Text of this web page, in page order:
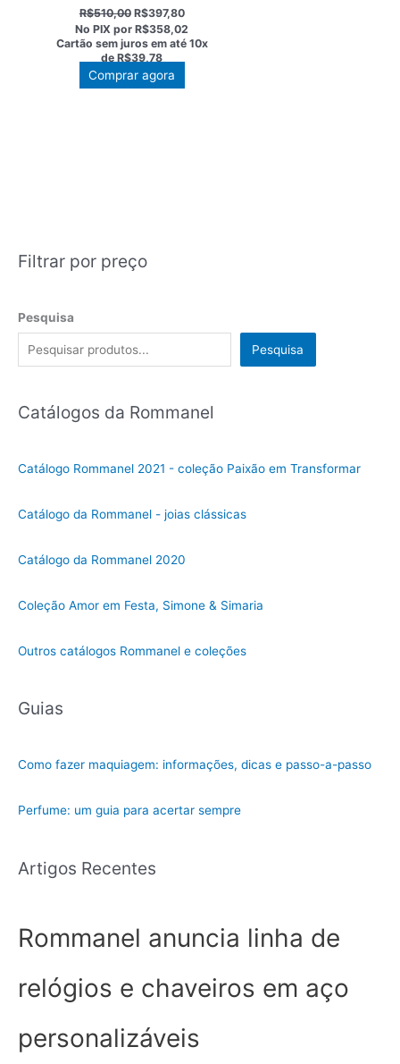
Filtrar por preço
Pesquisa
Pesquisa
Catálogos da Rommanel
Catálogo Rommanel 2021 - coleção Paixão em Transformar
Catálogo da Rommanel - joias clássicas
Catálogo da Rommanel 2020
Coleção Amor em Festa, Simone & Simaria
Outros catálogos Rommanel e coleções
Guias
Como fazer maquiagem: informações, dicas e passo-a-passo
Perfume: um guia para acertar sempre
Artigos Recentes
Rommanel anuncia linha de
relógios e chaveiros em aço
personalizáveis
R$510,00 O
preço
original
era:
R$510,00.
R$397,80O
preço
atual
é:
R$397,80.
No PIX porR$358,02
Cartão sem juros em até 10x
de R$39,78
Comprar agora